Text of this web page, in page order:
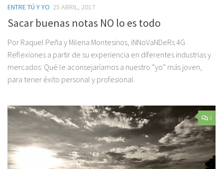
ENTRE TÚ Y YO 25 ABRIL, 2017
Sacar buenas notas NO lo es todo
Por Raquel Peña y Milena Montesinos, iNNoVaNDeRs 4G
Reflexiones a partir de su experiencia en diferentes industrias y
mercados: Qué le aconsejaríamos a nuestro “yo” más joven,
para tener éxito personal y profesional.
3